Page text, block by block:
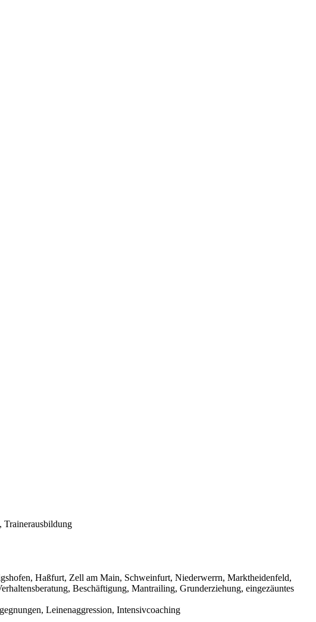
Trainerausbildung
Haßfurt, Zell am Main, Schweinfurt, Niederwerrn, Marktheidenfeld,
Beschäftigung, Mantrailing, Grunderziehung, eingezäuntes
Leinenaggression, Intensivcoaching